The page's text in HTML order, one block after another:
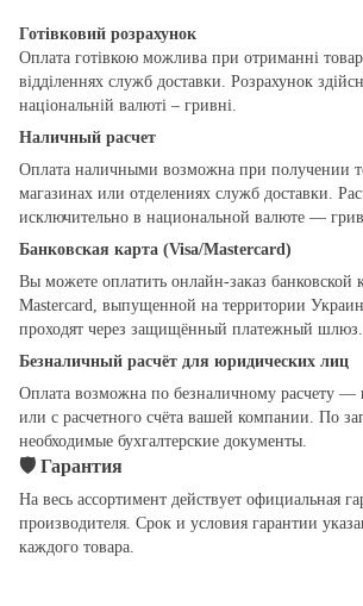
Готівковий розрахунок
Оплата готівкою можлива при отриманні
відділеннях служб доставки. Розрахунок
національній валюті – гривні.
Наличный расчет
Оплата наличными возможна при получении
магазинах или отделениях служб доставки.
исключительно в национальной валюте —
Банковская карта (Visa/Mastercard)
Вы можете оплатить онлайн-заказ банковской
Mastercard, выпущенной на территории
проходят через защищённый платежный шлюз.
Безналичный расчёт для юридических лиц
Оплата возможна по безналичному расчету —
или с расчетного счёта вашей компании. По
необходимые бухгалтерские документы.
🛡 Гарантия
На весь ассортимент действует официальная
производителя. Срок и условия гарантии
каждого товара.